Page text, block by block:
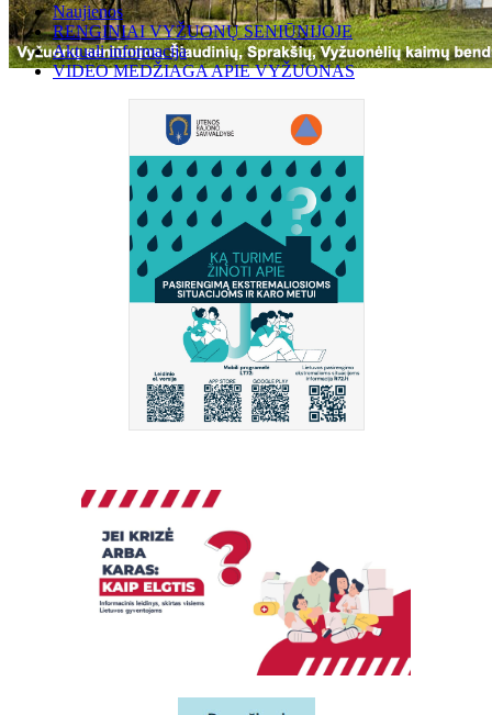
Naujienos
RENGINIAI VYŽUONŲ SENIŪNIJOJE
Aktuali informacija
VIDEO MEDŽIAGA APIE VYŽUONAS